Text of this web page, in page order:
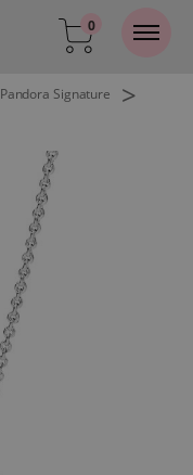
0
Pandora Signature >